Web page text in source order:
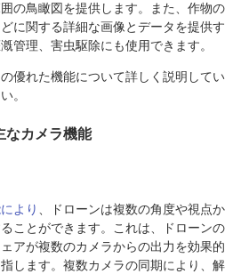
の鳥瞰図を提供します。また、作物の
に関する詳細な画像とデータを提供す
管理、害虫駆除にも使用できます。
優れた機能について詳しく説明してい
。
なカメラ機能
より
、ドローンは複数の角度や視点か
ことができます。これは、ドローンの
アが複数のカメラからの出力を効果的
します。複数カメラの同期により、解